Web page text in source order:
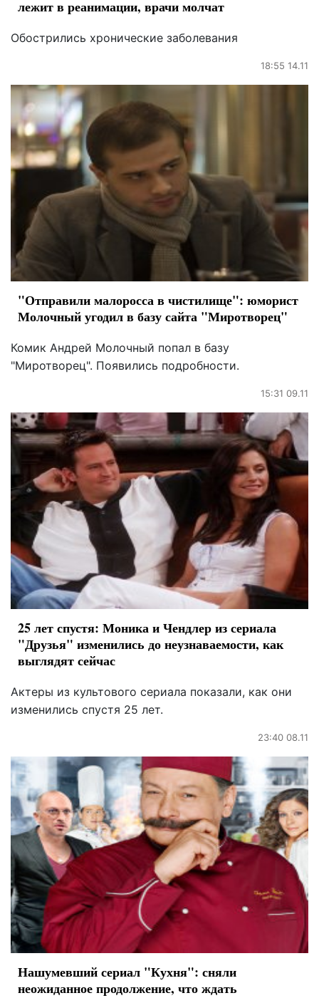
лежит в реанимации, врачи молчат
Обострились хронические заболевания
18:55 14.11
"Отправили малоросса в чистилище": юморист
Молочный угодил в базу сайта "Миротворец"
Комик Андрей Молочный попал в базу
"Миротворец". Появились подробности.
15:31 09.11
25 лет спустя: Моника и Чендлер из сериала
"Друзья" изменились до неузнаваемости, как
выглядят сейчас
Актеры из культового сериала показали, как они
изменились спустя 25 лет.
23:40 08.11
Нашумевший сериал "Кухня": сняли
неожиданное продолжение, что ждать